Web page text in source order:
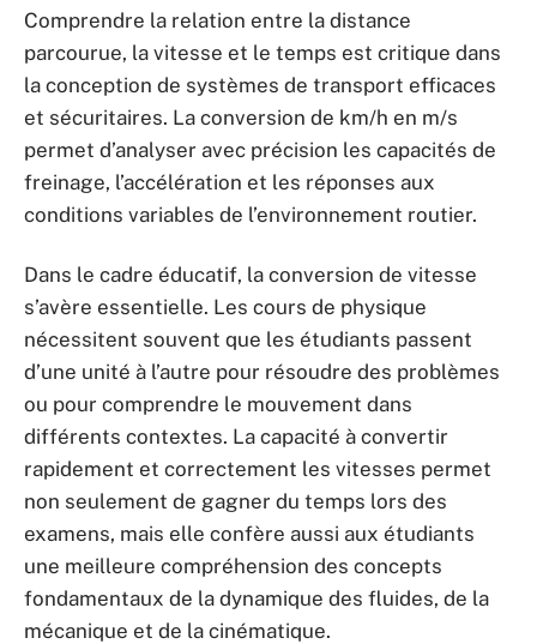
Comprendre la relation entre la distance
parcourue, la vitesse et le temps est critique dans
la conception de systèmes de transport efficaces
et sécuritaires. La conversion de km/h en m/s
permet d’analyser avec précision les capacités de
freinage, l’accélération et les réponses aux
conditions variables de l’environnement routier.
Dans le cadre éducatif, la conversion de vitesse
s’avère essentielle. Les cours de physique
nécessitent souvent que les étudiants passent
d’une unité à l’autre pour résoudre des problèmes
ou pour comprendre le mouvement dans
différents contextes. La capacité à convertir
rapidement et correctement les vitesses permet
non seulement de gagner du temps lors des
examens, mais elle confère aussi aux étudiants
une meilleure compréhension des concepts
fondamentaux de la dynamique des fluides, de la
mécanique et de la cinématique.